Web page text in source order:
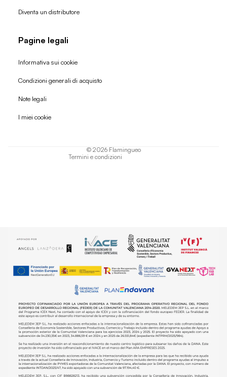
Diventa un distributore
Pagine legali
Informativa sui cookie
Condizioni generali di acquisto
Note legali
I miei cookie
© 2026 Flamingueo
Termini e condizioni
Politica di rimborso